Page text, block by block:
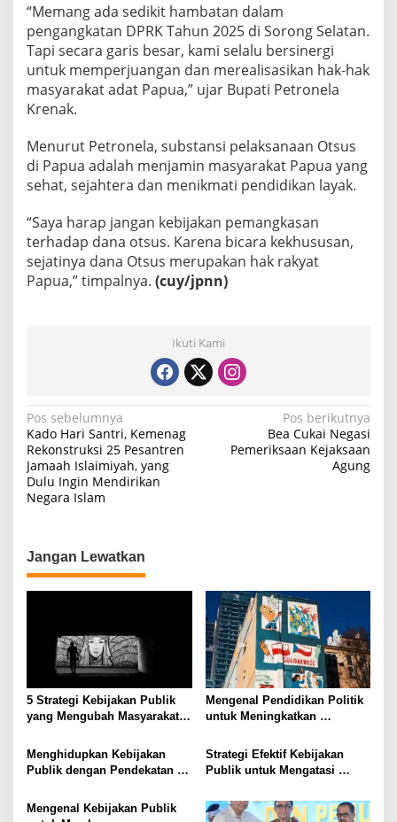
“Memang ada sedikit hambatan dalam
pengangkatan DPRK Tahun 2025 di Sorong Selatan.
Tapi secara garis besar, kami selalu bersinergi
untuk memperjuangan dan merealisasikan hak-hak
masyarakat adat Papua,” ujar Bupati Petronela
Krenak.
Menurut Petronela, substansi pelaksanaan Otsus
di Papua adalah menjamin masyarakat Papua yang
sehat, sejahtera dan menikmati pendidikan layak.
“Saya harap jangan kebijakan pemangkasan
terhadap dana otsus. Karena bicara kekhususan,
sejatinya dana Otsus merupakan hak rakyat
Papua,” timpalnya. (cuy/jpnn)
Ikuti Kami
N
a
v
i
a
s
i
Pos sebelumnya
Kado Hari Santri, Kemenag
Rekonstruksi 25 Pesantren
Jamaah Islaimiyah, yang
Dulu Ingin Mendirikan
Negara Islam
Pos berikutnya
Bea Cukai Negasi
Pemeriksaan Kejaksaan
Agung
Jangan Lewatkan
5 Strategi Kebijakan Publik
yang Mengubah Masyarakat
Mengenal Pendidikan Politik
untuk Meningkatkan
Menghidupkan Kebijakan
Publik dengan Pendekatan
Strategi Efektif Kebijakan
Publik untuk Mengatasi
Terpencil
Mengenal Kebijakan Publik